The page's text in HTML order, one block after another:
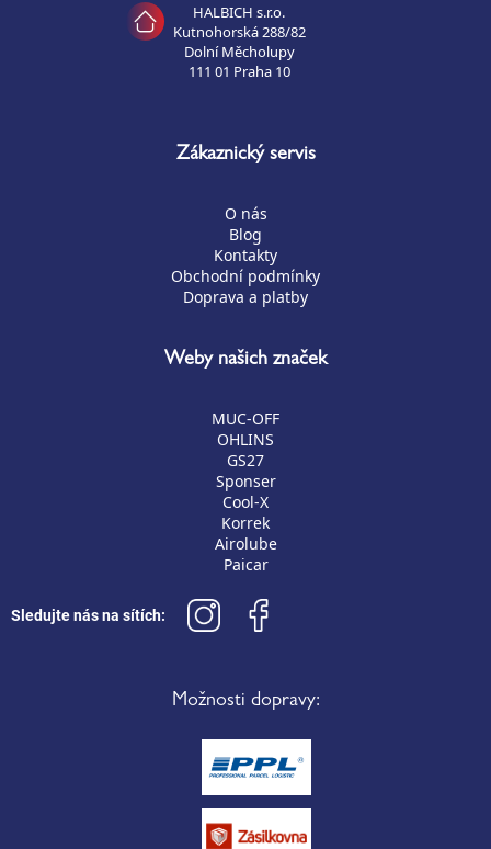
HALBICH s.r.o.
Kutnohorská 288/82
Dolní Měcholupy
111 01 Praha 10
Zákaznický servis
O nás
Blog
Kontakty
Obchodní podmínky
Doprava a platby
Weby našich značek
MUC-OFF
OHLINS
GS27
Sponser
Cool-X
Korrek
Airolube
Paicar
Sledujte nás na sítích:
Možnosti dopravy: